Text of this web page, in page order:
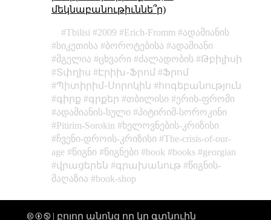
մեկնաբանութիւննե՞ր)
Tbilisi 2009 Erich-Fromm
ადამიანის
სიკეთისა
ბოროტებისა
ადამიანი
მგელია
ცხვარი ძალადობის
Թբիլիսի
Տփղիս
Էրիխ֊Ֆրոմ
Ֆրոմ
Պիտիրիմ֊Սորոկին
հոգեբանություն
գիրք
գրքեր თბილისი
ერიხ-ფრომი
ადამიანის-სული
პიტირიმ-სოროკინი
Pitirim-Sorokin
ხელოვნების-კრიზისი
ჩვენი-დროის-კრიზისი
The-crisis-of-our-
age
წიგნი წიგნები book books
georgian
վրացերեն
գրախանութ
წიგნის-
მაღაზია
book-shop
🅭 🅯 🄏 | բոլոր անոնց որ կը գտնուին